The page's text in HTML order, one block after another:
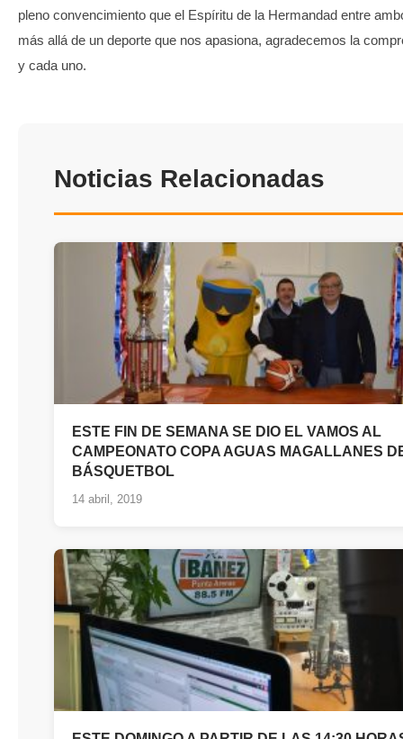
pleno convencimiento que el Espíritu de la Hermandad entre
más allá de un deporte que nos apasiona, agradecemos la
y cada uno.
Noticias Relacionadas
ESTE FIN DE SEMANA SE DIO EL VAMOS AL
CAMPEONATO COPA AGUAS MAGALLANES
BÁSQUETBOL
14 abril, 2019